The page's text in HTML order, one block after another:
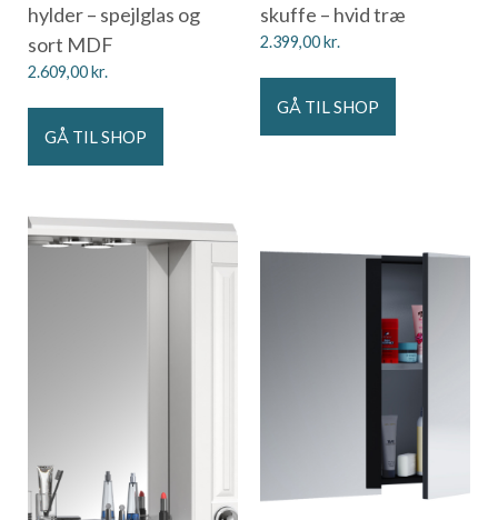
hylder – spejlglas og
sort MDF
2.609,00kr.
GÅ TIL SHOP
skuffe – hvid træ
2.399,00kr.
GÅ TIL SHOP